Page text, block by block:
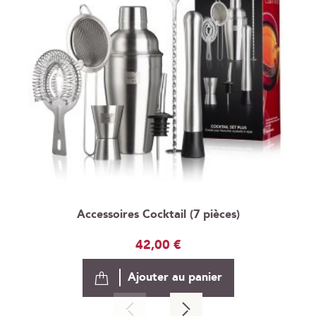
Accessoires Cocktail (7 pièces)
42,00 €
Ajouter au panier